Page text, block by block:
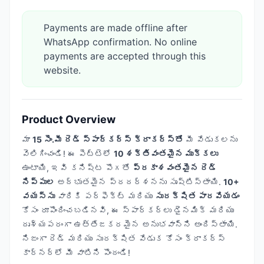
Payments are made offline after
WhatsApp confirmation. No online
payments are accepted through this
website.
Product Overview
మా 15 సెం.మీ రెడ్ స్పార్కర్స్ క్రాకర్స్‌తో మీ వేడుకలను
వెలిగించండి! ఈ పెట్టెలో 10 శక్తివంతమైన ముక్కలు
ఉంటాయి, ఇవి కనిష్ట పొగతో ప్రకాశవంతమైన రెడ్
నిప్పుల అద్భుతమైన ప్రదర్శనను సృష్టిస్తాయి. 10+
వయస్సువారికి పర్ఫెక్ట్ మరియు సురక్షిత పారవేయడం
కోసం రూపొందించబడినవి, ఈ స్పార్కర్లు డైనమిక్ మరియు
దృశ్యపరంగా ఉత్తేజకరమైన అనుభవాన్ని అందిస్తాయి.
నిజంగా రెడ్ మరియు సురక్షిత వేడుక కోసం క్రాకర్స్
కార్నర్‌లో మీ వాటిని పొందండి!